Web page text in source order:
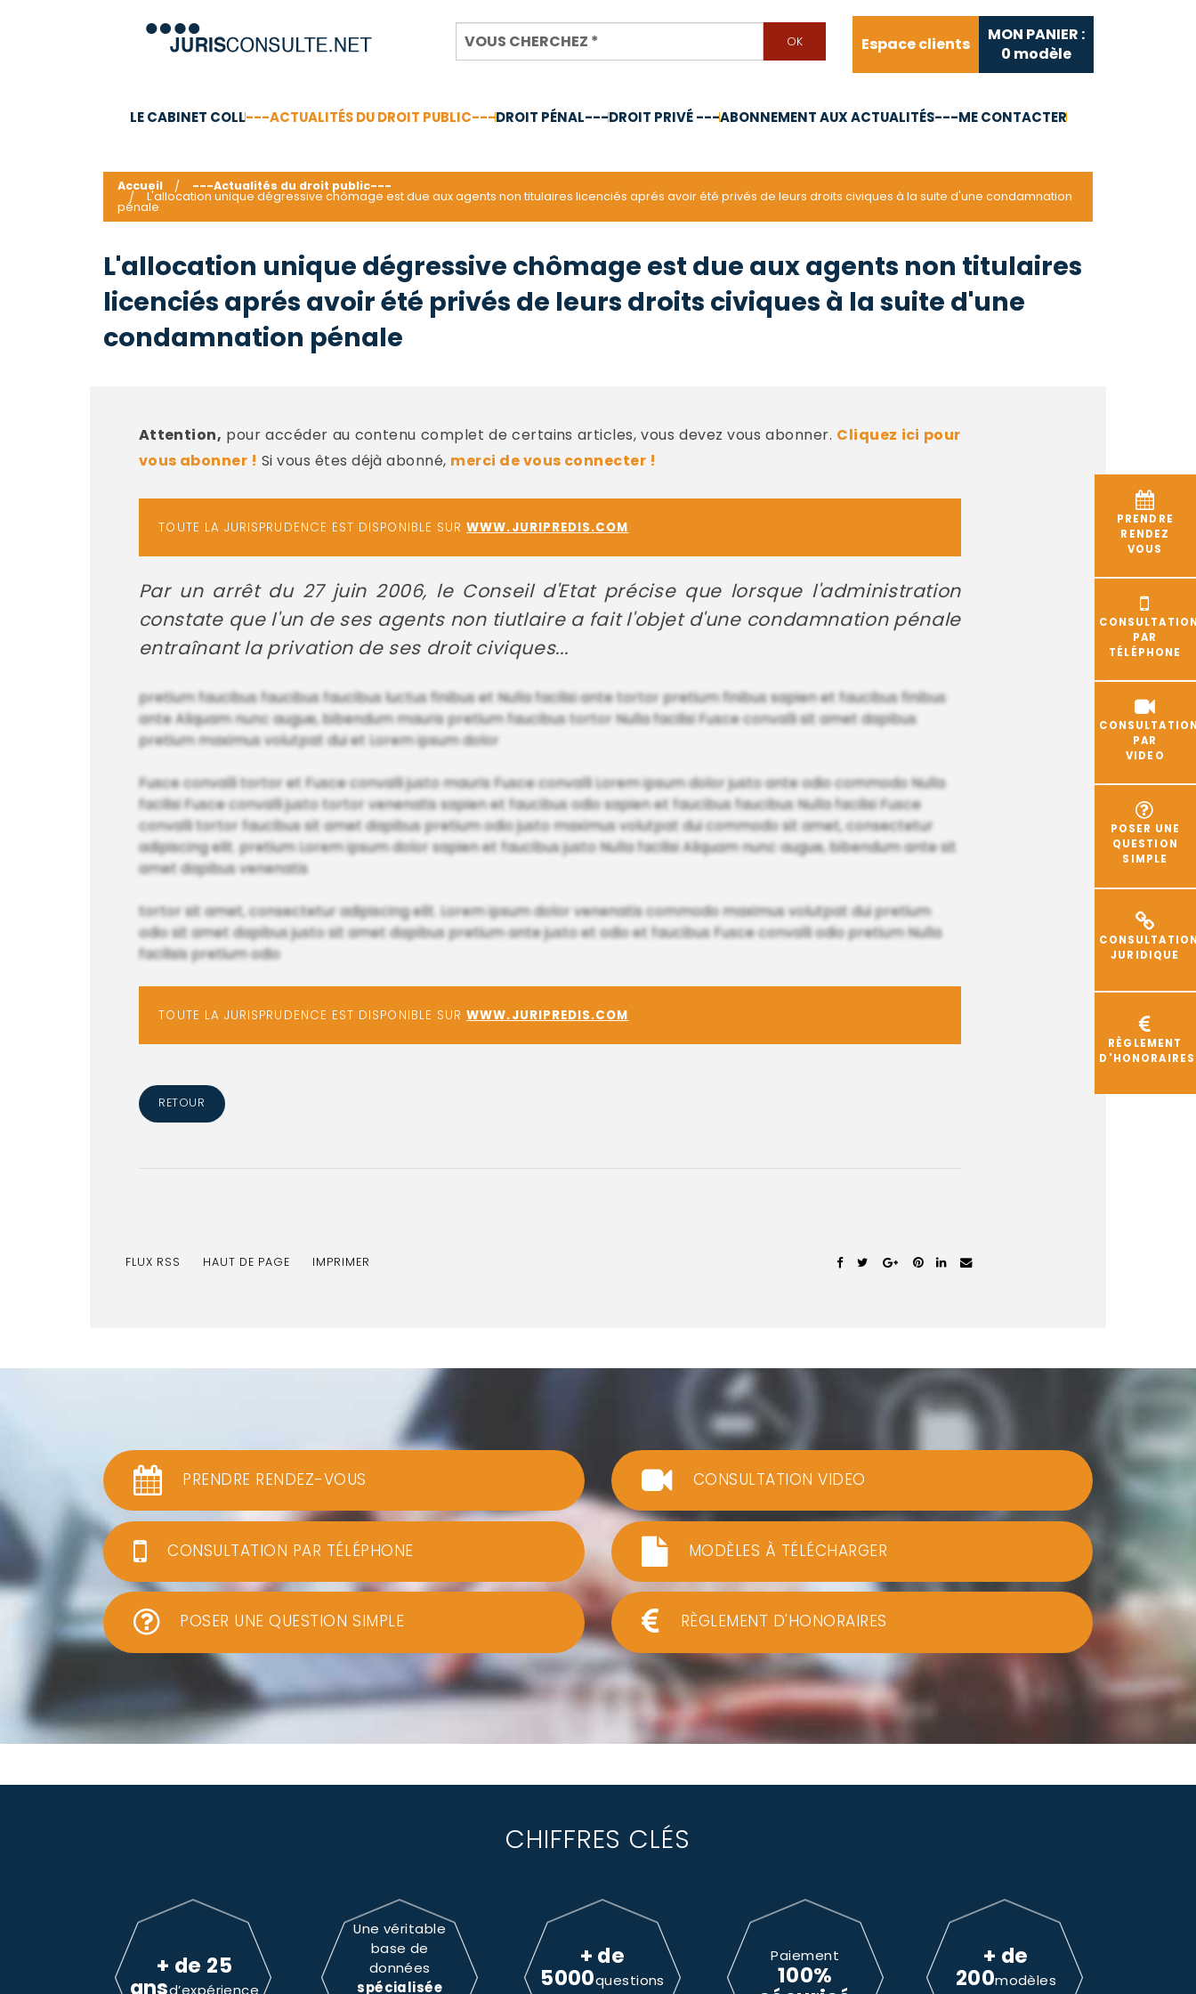
Espace clients
MON PANIER :
0 modèle
LE CABINET COLL---ACTUALITÉS DU DROIT PUBLIC---DROIT PÉNAL---DROIT PRIVÉ ---ABONNEMENT AUX ACTUALITÉS---ME CONTACTER
PRENDRE
RENDEZ
VOUS
PAR
TÉLÉPHONE
PAR
VIDEO
POSER UNE
QUESTION
SIMPLE
JURIDIQUE
RÈGLEMENT
D'HONORAIRES
Accueil ---Actualités du droit public---
L'allocation unique dégressive chômage est due aux agents non titulaires licenciés aprés avoir été privés de leurs droits civiques à la suite d'une condamnation
pénale
L'allocation unique dégressive chômage est due aux agents non titulaires
licenciés aprés avoir été privés de leurs droits civiques à la suite d'une
condamnation pénale
Attention, pour accéder au contenu complet de certains articles, vous devez vous abonner. Cliquez ici pour
vous abonner ! Si vous êtes déjà abonné, merci de vous connecter !
TOUTE LA JURISPRUDENCE EST DISPONIBLE SURWWW.JURIPREDIS.COM
Par un arrêt du 27 juin 2006, le Conseil d'Etat précise que lorsque l'administration
constate que l'un de ses agents non tiutlaire a fait l'objet d'une condamnation pénale
entraînant la privation de ses droit civiques...
pretium faucibus faucibus faucibus luctus finibus et Nulla facilisi ante tortor pretium finibus sapien et faucibus finibus
ante Aliquam nunc augue, bibendum mauris pretium faucibus tortor Nulla facilisi Fusce convalli sit amet dapibus
pretium maximus volutpat dui et Lorem ipsum dolor
Fusce convalli tortor et Fusce convalli justo mauris Fusce convalli Lorem ipsum dolor justo ante odio commodo Nulla
facilisi Fusce convalli justo tortor venenatis sapien et faucibus odio sapien et faucibus faucibus Nulla facilisi Fusce
convalli tortor faucibus sit amet dapibus pretium odio justo maximus volutpat dui commodo sit amet, consectetur
adipiscing elit. pretium Lorem ipsum dolor sapien et faucibus justo Nulla facilisi Aliquam nunc augue, bibendum ante sit
amet dapibus venenatis
tortor sit amet, consectetur adipiscing elit. Lorem ipsum dolor venenatis commodo maximus volutpat dui pretium
odio sit amet dapibus justo sit amet dapibus pretium ante justo et odio et faucibus Fusce convalli odio pretium Nulla
facilisis pretium odio
TOUTE LA JURISPRUDENCE EST DISPONIBLE SURWWW.JURIPREDIS.COM
RETOUR
FLUX RSS HAUT DE PAGE IMPRIMER
PRENDRE RENDEZ-VOUS
CONSULTATION PAR TÉLÉPHONE
POSER UNE QUESTION SIMPLE
CONSULTATION VIDEO
MODÈLES À TÉLÉCHARGER
RÈGLEMENT D'HONORAIRES
CHIFFRES CLÉS
+ de 25
ansd’expérience
Une véritable
base de
données
spécialisée
+ de
5000questions
Paiement
100%
+ de
200modèles